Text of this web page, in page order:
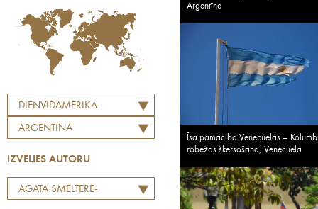
DIENVIDAMERIKA
ARGENTĪNA
IZVĒLIES AUTORU
AGATA SMELTERE-
Argentīna
Īsa pamācība Venecuēlas –
robežas šķērsošanā, Venecuēla